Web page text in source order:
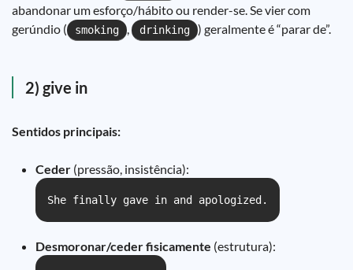
abandonar um esforço/hábito ou render-se. Se vier com
gerúndio (
smoking , drinking ) geralmente é “parar de”.
2) give in
Sentidos principais:
Ceder (pressão, insistência):
She finally gave in and apologized.
Desmoronar/ceder fisicamente (estrutura):